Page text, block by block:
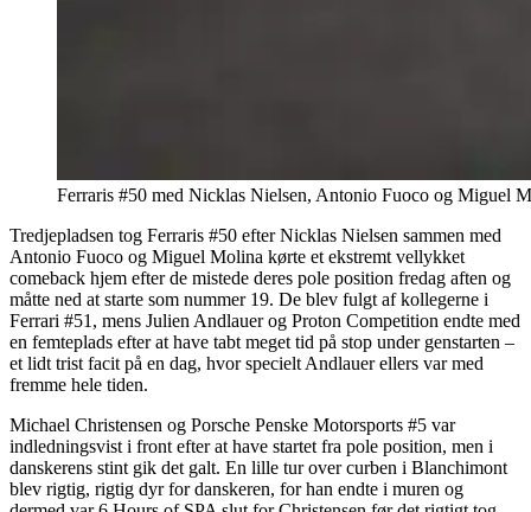
Ferraris #50 med Nicklas Nielsen, Antonio Fuoco og Miguel
Tredjepladsen tog Ferraris #50 efter Nicklas Nielsen sammen med
Antonio Fuoco og Miguel Molina kørte et ekstremt vellykket
comeback hjem efter de mistede deres pole position fredag aften og
måtte ned at starte som nummer 19. De blev fulgt af kollegerne i
Ferrari #51, mens Julien Andlauer og Proton Competition endte med
en femteplads efter at have tabt meget tid på stop under genstarten –
et lidt trist facit på en dag, hvor specielt Andlauer ellers var med
fremme hele tiden.
Michael Christensen og Porsche Penske Motorsports #5 var
indledningsvist i front efter at have startet fra pole position, men i
danskerens stint gik det galt. En lille tur over curben i Blanchimont
blev rigtig, rigtig dyr for danskeren, for han endte i muren og